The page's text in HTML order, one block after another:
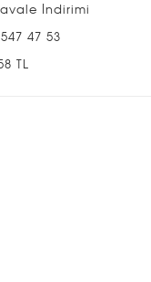
İndirimi
47 53
TL